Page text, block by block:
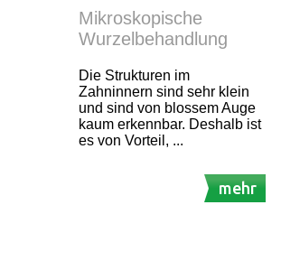
Mikroskopische
Wurzelbehandlung
Die Strukturen im
Zahninnern sind sehr klein
und sind von blossem Auge
kaum erkennbar. Deshalb ist
es von Vorteil, ...
mehr